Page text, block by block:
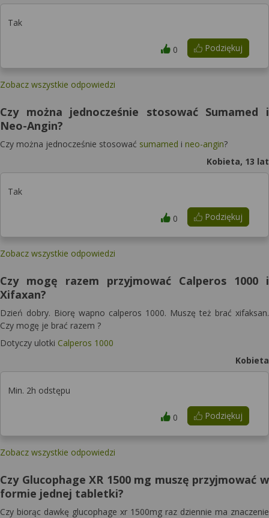
Tak
Podziękuj
0
Zobacz wszystkie odpowiedzi
Czy można jednocześnie stosować Sumamed i
Neo-Angin?
Czy można jednocześnie stosować sumamed i neo-angin?
Kobieta, 13 lat
Tak
Podziękuj
0
Zobacz wszystkie odpowiedzi
Czy mogę razem przyjmować Calperos 1000 i
Xifaxan?
Dzień dobry. Biorę wapno calperos 1000. Muszę też brać xifaksan.
Czy mogę je brać razem ?
Dotyczy ulotki Calperos 1000
Kobieta
Min. 2h odstępu
Podziękuj
0
Zobacz wszystkie odpowiedzi
Czy Glucophage XR 1500 mg muszę przyjmować w
formie jednej tabletki?
Czy biorąc dawkę glucophage xr 1500mg raz dziennie ma znaczenie